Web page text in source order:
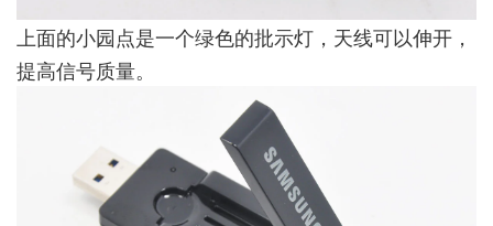
上面的小园点是一个绿色的批示灯，天线可以伸开，
提高信号质量。